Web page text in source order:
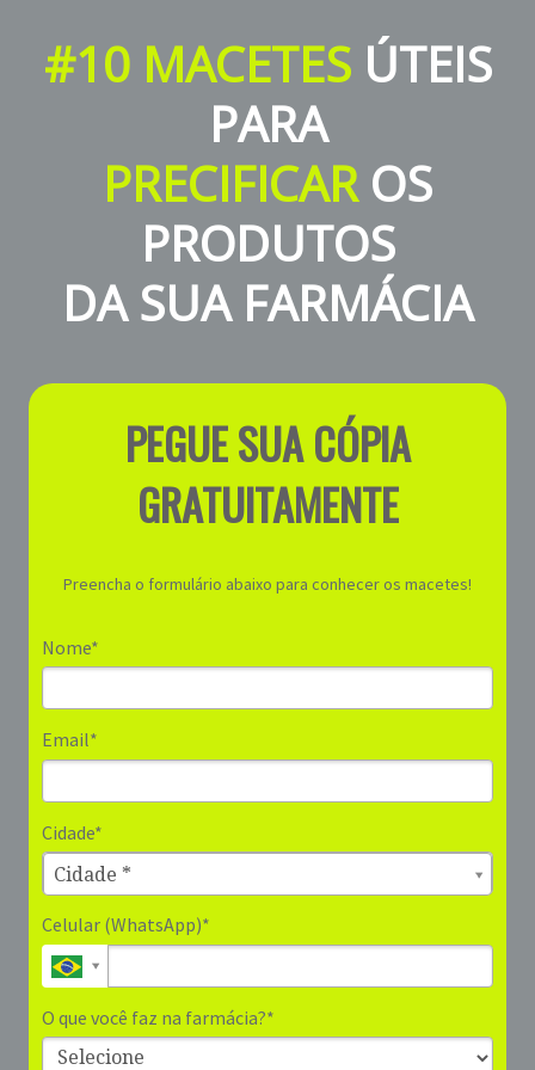
#10 MACETES ÚTEIS
PARA
PRECIFICAR OS
PRODUTOS
DA SUA FARMÁCIA
PEGUE SUA CÓPIA
GRATUITAMENTE
Preencha o formulário abaixo para conhecer os macetes!
Nome*
Email*
Cidade*
Cidade *
Cidade*
Celular (WhatsApp)*
O que você faz na farmácia?*